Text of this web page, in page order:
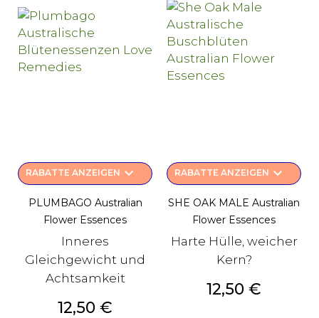
RABATTE ANZEIGEN keyboard_arrow_down
PLUMBAGO Australian
Flower Essences
Inneres
Gleichgewicht und
Achtsamkeit
Preis
12,50 €
RABATTE ANZEIGEN keyboard_arrow_down
SHE OAK MALE Australian
Flower Essences
Harte Hülle, weicher
Kern?
Preis
12,50 €